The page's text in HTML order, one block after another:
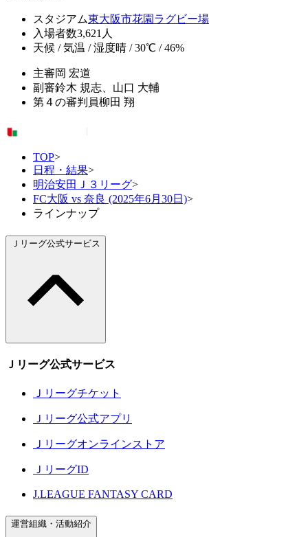
スタジアム東大阪市花園ラグビー場
入場者数3,621人
天候 / 気温 / 湿度晴 / 30℃ / 46%
主審岡 宏道
副審鈴木 規志、山口 大輔
第４の審判員柳田 翔
TOP>
日程・結果>
明治安田Ｊ３リーグ>
FC大阪 vs 奈良 (2025年6月30日)>
ラインナップ
Ｊリーグ公式サービス
Ｊリーグ公式サービス
Ｊリーグチケット
Ｊリーグ公式アプリ
Ｊリーグオンラインストア
ＪリーグID
J.LEAGUE FANTASY CARD
運営組織・活動紹介